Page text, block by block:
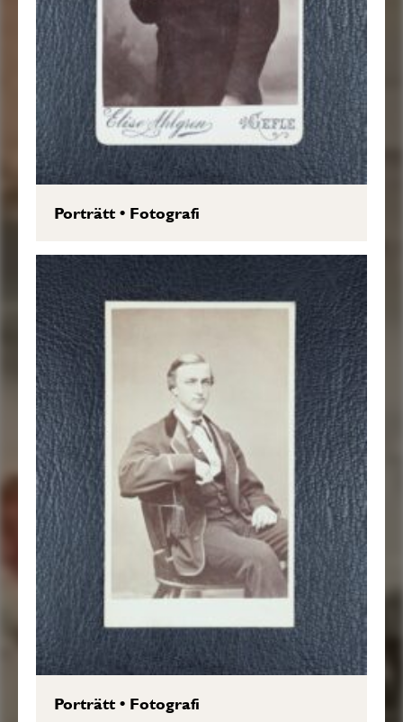
Porträtt• Fotografi
Porträtt• Fotografi